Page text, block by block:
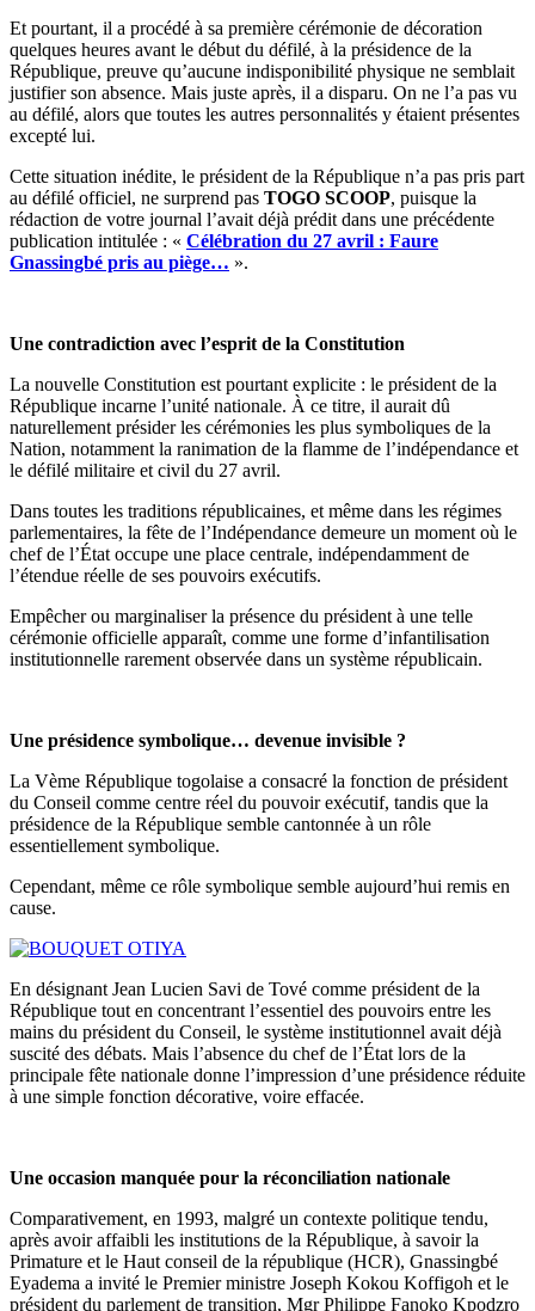
Et pourtant, il a procédé à sa première cérémonie de décoration
quelques heures avant le début du défilé, à la présidence de la
République, preuve qu’aucune indisponibilité physique ne semblait
justifier son absence. Mais juste après, il a disparu. On ne l’a pas vu
au défilé, alors que toutes les autres personnalités y étaient présentes
excepté lui.
Cette situation inédite, le président de la République n’a pas pris part
au défilé officiel, ne surprend pas TOGO SCOOP, puisque la
rédaction de votre journal l’avait déjà prédit dans une précédente
publication intitulée : « Célébration du 27 avril : Faure
Gnassingbé pris au piège… ».
Une contradiction avec l’esprit de la Constitution
La nouvelle Constitution est pourtant explicite : le président de la
République incarne l’unité nationale. À ce titre, il aurait dû
naturellement présider les cérémonies les plus symboliques de la
Nation, notamment la ranimation de la flamme de l’indépendance et
le défilé militaire et civil du 27 avril.
Dans toutes les traditions républicaines, et même dans les régimes
parlementaires, la fête de l’Indépendance demeure un moment où le
chef de l’État occupe une place centrale, indépendamment de
l’étendue réelle de ses pouvoirs exécutifs.
Empêcher ou marginaliser la présence du président à une telle
cérémonie officielle apparaît, comme une forme d’infantilisation
institutionnelle rarement observée dans un système républicain.
Une présidence symbolique… devenue invisible ?
La Vème République togolaise a consacré la fonction de président
du Conseil comme centre réel du pouvoir exécutif, tandis que la
présidence de la République semble cantonnée à un rôle
essentiellement symbolique.
Cependant, même ce rôle symbolique semble aujourd’hui remis en
cause.
En désignant Jean Lucien Savi de Tové comme président de la
République tout en concentrant l’essentiel des pouvoirs entre les
mains du président du Conseil, le système institutionnel avait déjà
suscité des débats. Mais l’absence du chef de l’État lors de la
principale fête nationale donne l’impression d’une présidence réduite
à une simple fonction décorative, voire effacée.
Une occasion manquée pour la réconciliation nationale
Comparativement, en 1993, malgré un contexte politique tendu,
après avoir affaibli les institutions de la République, à savoir la
Primature et le Haut conseil de la république (HCR), Gnassingbé
Eyadema a invité le Premier ministre Joseph Kokou Koffigoh et le
président du parlement de transition, Mgr Philippe Fanoko Kpodzro